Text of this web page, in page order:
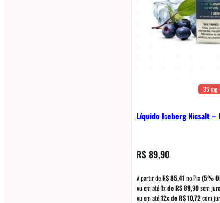
35 mg
Líquido Iceberg Nicsalt –
R$89,90
A partir deR$85,41 no Pix(5%
ou em até1x deR$89,90sem
ou em até12x deR$10,72com